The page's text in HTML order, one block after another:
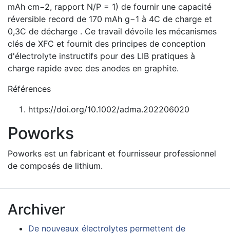
mAh cm−2, rapport N/P = 1) de fournir une capacité
réversible record de 170 mAh g−1 à 4C de charge et
0,3C de décharge . Ce travail dévoile les mécanismes
clés de XFC et fournit des principes de conception
d'électrolyte instructifs pour des LIB pratiques à
charge rapide avec des anodes en graphite.
Références
https://doi.org/10.1002/adma.202206020
Poworks
Poworks est un fabricant et fournisseur professionnel
de composés de lithium.
Archiver
De nouveaux électrolytes permettent de